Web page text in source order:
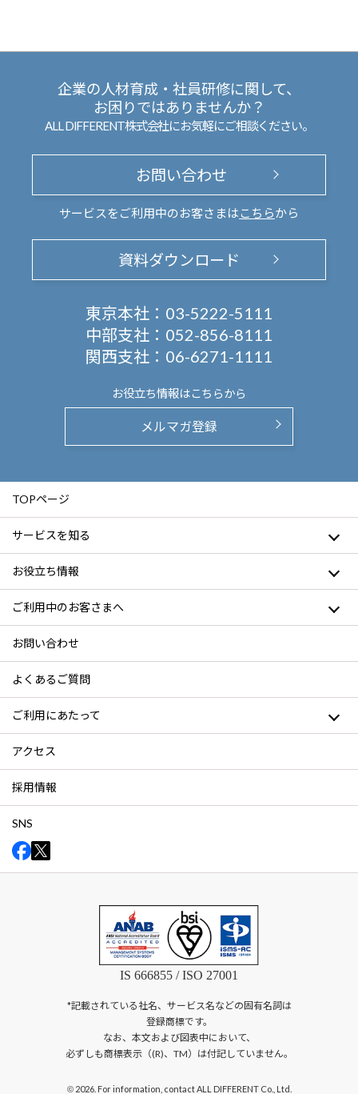
企業の人材育成・社員研修に関して、
お困りではありませんか？
ALL DIFFERENT株式会社にお気軽にご相談ください。
お問い合わせ
サービスをご利用中のお客さまは こちらから
資料ダウンロード
東京本社： 03-5222-5111
中部支社： 052-856-8111
関西支社： 06-6271-1111
お役立ち情報はこちらから
メルマガ登録
TOPページ
サービスを知る
お役立ち情報
ご利用中のお客さまへ
お問い合わせ
よくあるご質問
ご利用にあたって
アクセス
採用情報
SNS
IS 666855 / ISO 27001
*記載されている社名、サービス名などの固有名詞は
登録商標です。
なお、本文および図表中において、
必ずしも商標表示（(R)、TM）は付記していません。
©2026. For information, contact ALL DIFFERENT Co., Ltd.